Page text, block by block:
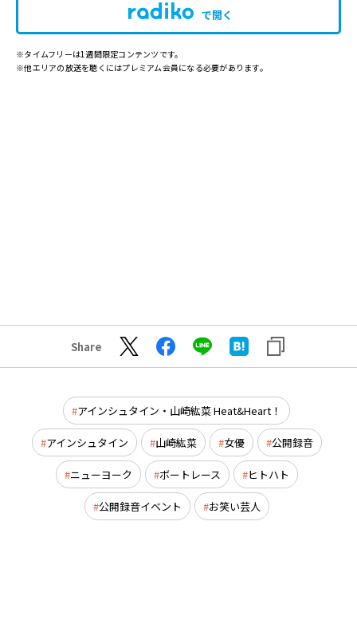
で開く
※タイムフリーは1週間限定コンテンツです。
※他エリアの放送を聴くにはプレミアム会員になる必要があります。
Share
アインシュタイン・山崎紘菜 Heat&Heart！
アインシュタイン 山崎紘菜 女優 公開録音
ニューヨーク ボートレース ヒトハト
公開録音イベント お笑い芸人